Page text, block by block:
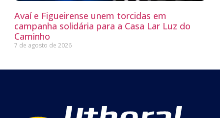
Avaí e Figueirense unem torcidas em
campanha solidária para a Casa Lar Luz do
Caminho
7 de agosto de 2026